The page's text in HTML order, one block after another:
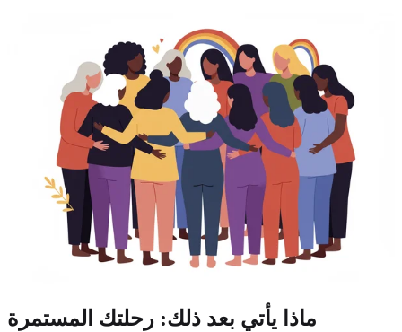
ماذا يأتي بعد ذلك: رحلتك المستمرة